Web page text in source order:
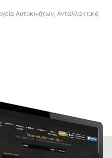
Αυτοκινήτων, Ανταλλακτικά